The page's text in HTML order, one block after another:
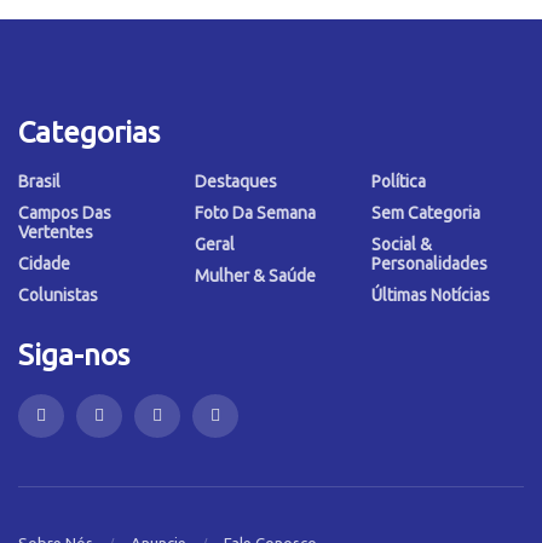
Categorias
Brasil
Campos Das
Vertentes
Cidade
Colunistas
Destaques
Foto Da Semana
Geral
Mulher & Saúde
Política
Sem Categoria
Social &
Personalidades
Últimas Notícias
Siga-nos